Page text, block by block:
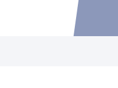
Accéder